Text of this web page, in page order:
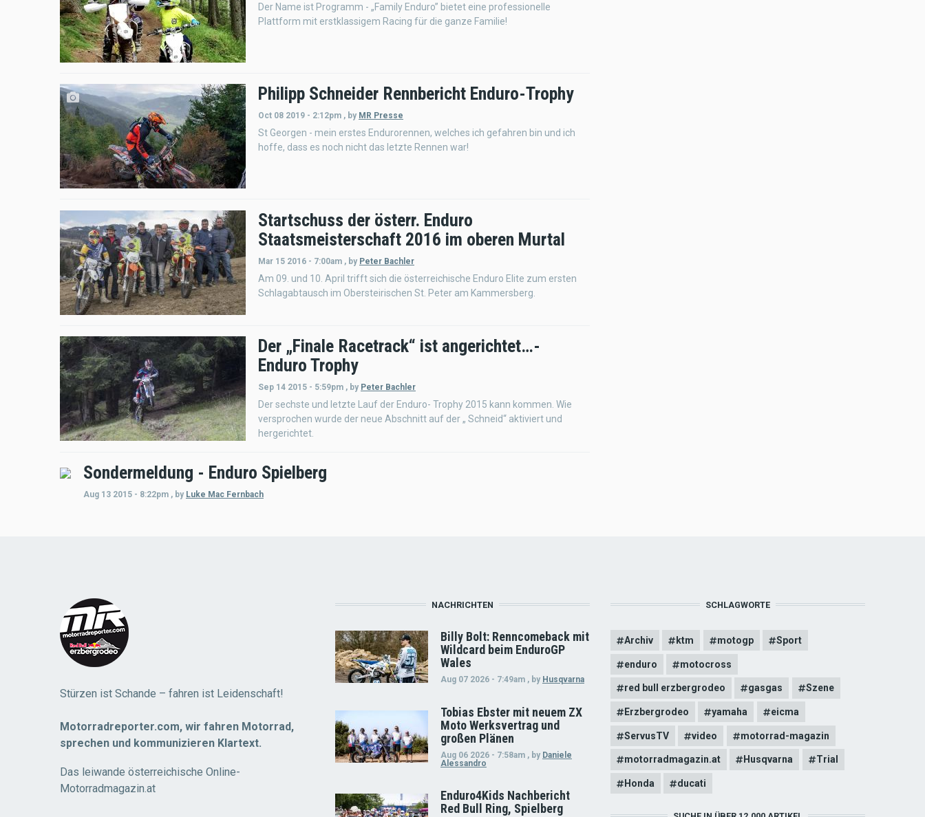
Der Name ist Programm - „Family Enduro” bietet eine professionelle
Plattform mit erstklassigem Racing für die ganze Familie!
Philipp Schneider Rennbericht Enduro-Trophy
Oct 08 2019 - 2:12pm , by MR Presse
St Georgen - mein erstes Endurorennen, welches ich gefahren bin und ich
hoffe, dass es noch nicht das letzte Rennen war!
Startschuss der österr. Enduro
Staatsmeisterschaft 2016 im oberen Murtal
Mar 15 2016 - 7:00am , by Peter Bachler
Am 09. und 10. April trifft sich die österreichische Enduro Elite zum ersten
Schlagabtausch im Obersteirischen St. Peter am Kammersberg.
Der „Finale Racetrack“ ist angerichtet…-
Enduro Trophy
Sep 14 2015 - 5:59pm , by Peter Bachler
Der sechste und letzte Lauf der Enduro- Trophy 2015 kann kommen. Wie
versprochen wurde der neue Abschnitt auf der „ Schneid“ aktiviert und
hergerichtet.
Sondermeldung - Enduro Spielberg
Aug 13 2015 - 8:22pm , by Luke Mac Fernbach
Stürzen ist Schande – fahren ist Leidenschaft!
Motorradreporter.com, wir fahren Motorrad,
sprechen und kommunizieren Klartext.
Das leiwande österreichische Online-
Motorradmagazin.at
NACHRICHTEN
Billy Bolt: Renncomeback mit
Wildcard beim EnduroGP
Wales
Aug 07 2026 - 7:49am , by Husqvarna
Tobias Ebster mit neuem ZX
Moto Werksvertrag und
großen Plänen
Aug 06 2026 - 7:58am , by Daniele
Alessandro
Enduro4Kids Nachbericht
Red Bull Ring, Spielberg
SCHLAGWORTE
Archiv ktm motogp Sport
enduro motocross
red bull erzbergrodeo gasgas Szene
Erzbergrodeo yamaha eicma
ServusTV video motorrad-magazin
motorradmagazin.at Husqvarna Trial
Honda ducati